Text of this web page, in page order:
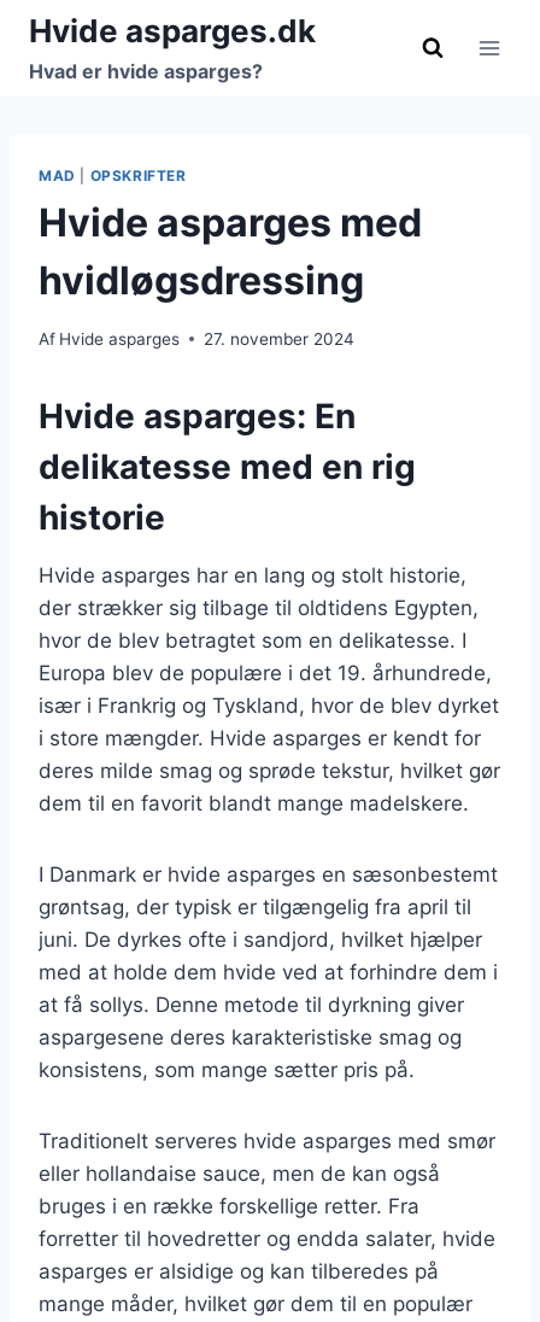
Fortsæt
indhold
Hvide asparges.dk
Hvad er hvide asparges?
MAD OPSKRIFTER
Hvide asparges med
hvidløgsdressing
Af Hvide asparges 27. november 2024
Hvide asparges: En
delikatesse med en rig
historie
Hvide asparges har en lang og stolt historie,
der strækker sig tilbage til oldtidens Egypten,
hvor de blev betragtet som en delikatesse. I
Europa blev de populære i det 19. århundrede,
især i Frankrig og Tyskland, hvor de blev dyrket
i store mængder. Hvide asparges er kendt for
deres milde smag og sprøde tekstur, hvilket gør
dem til en favorit blandt mange madelskere.
I Danmark er hvide asparges en sæsonbestemt
grøntsag, der typisk er tilgængelig fra april til
juni. De dyrkes ofte i sandjord, hvilket hjælper
med at holde dem hvide ved at forhindre dem i
at få sollys. Denne metode til dyrkning giver
aspargesene deres karakteristiske smag og
konsistens, som mange sætter pris på.
Traditionelt serveres hvide asparges med smør
eller hollandaise sauce, men de kan også
bruges i en række forskellige retter. Fra
forretter til hovedretter og endda salater, hvide
asparges er alsidige og kan tilberedes på
mange måder, hvilket gør dem til en populær